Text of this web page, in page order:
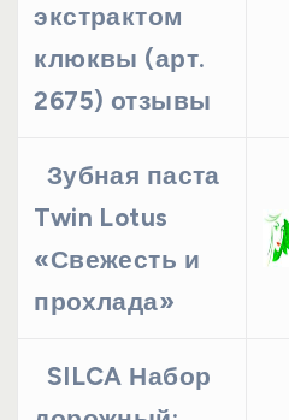
экстрактом
клюквы (арт.
2675) отзывы
Зубная паста
Twin Lotus
«Свежесть и
прохлада»
SILCA Набор